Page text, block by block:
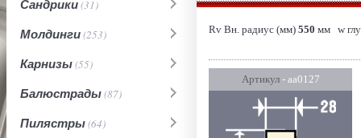
Сандрики(31)
Молдинги(253)
Карнизы(55)
Балюстрады(87)
Пилястры(64)
Rv Вн. радиус (мм) 550 мм w
Артикул- аа0127